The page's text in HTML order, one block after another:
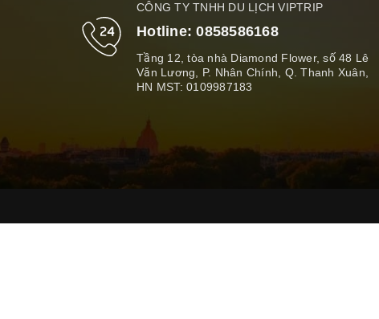
CÔNG TY TNHH DU LỊCH VIPTRIP
Hotline:0858586168
Tầng 12, tòa nhà Diamond Flower, số 48 Lê
Văn Lương, P. Nhân Chính, Q. Thanh Xuân,
HN MST: 0109987183